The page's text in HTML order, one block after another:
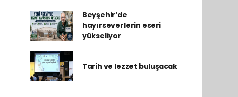
Beyşehir’de
hayırseverlerin eseri
yükseliyor
Tarih ve lezzet buluşacak